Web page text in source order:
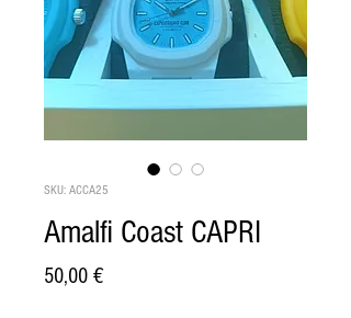
SKU: ACCA25
Amalfi Coast CAPRI
50,00 €Precio